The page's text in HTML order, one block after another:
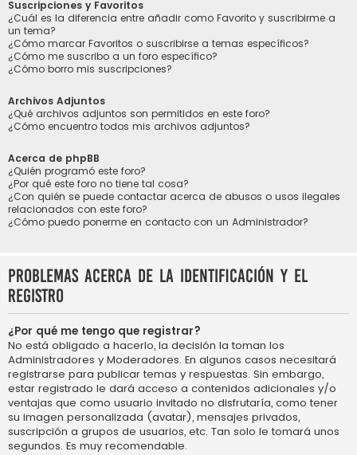
Suscripciones y Favoritos
¿Cuál es la diferencia entre añadir como Favorito y suscribirme a
un tema?
¿Cómo marcar Favoritos o suscribirse a temas específicos?
¿Cómo me suscribo a un foro específico?
¿Cómo borro mis suscripciones?
Archivos Adjuntos
¿Qué archivos adjuntos son permitidos en este foro?
¿Cómo encuentro todos mis archivos adjuntos?
Acerca de phpBB
¿Quién programó este foro?
¿Por qué este foro no tiene tal cosa?
¿Con quién se puede contactar acerca de abusos o usos ilegales
relacionados con este foro?
¿Cómo puedo ponerme en contacto con un Administrador?
Problemas acerca de la identificación y el
registro
¿Por qué me tengo que registrar?
No está obligado a hacerlo, la decisión la toman los
Administradores y Moderadores. En algunos casos necesitará
registrarse para publicar temas y respuestas. Sin embargo,
estar registrado le dará acceso a contenidos adicionales y/o
ventajas que como usuario invitado no disfrutaría, como tener
su imagen personalizada (avatar), mensajes privados,
suscripción a grupos de usuarios, etc. Tan solo le tomará unos
segundos. Es muy recomendable.